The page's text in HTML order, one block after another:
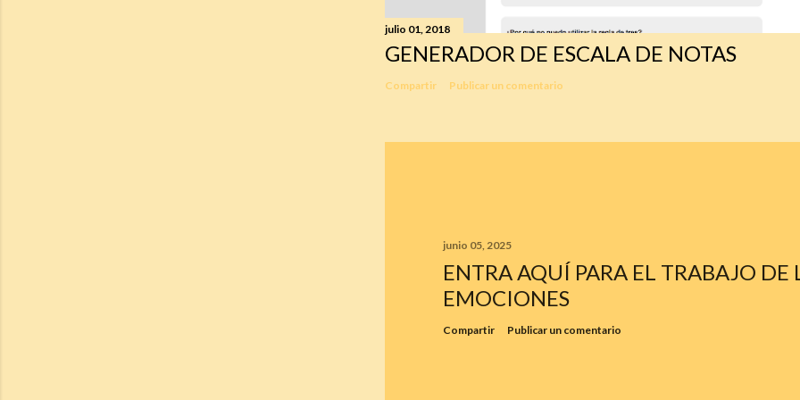
julio 01, 2018
GENERADOR DE ESCALA DE NOTAS
Compartir Publicar un comentario
junio 05, 2025
ENTRA AQUÍ PARA EL TRABAJO DE
EMOCIONES
Compartir Publicar un comentario